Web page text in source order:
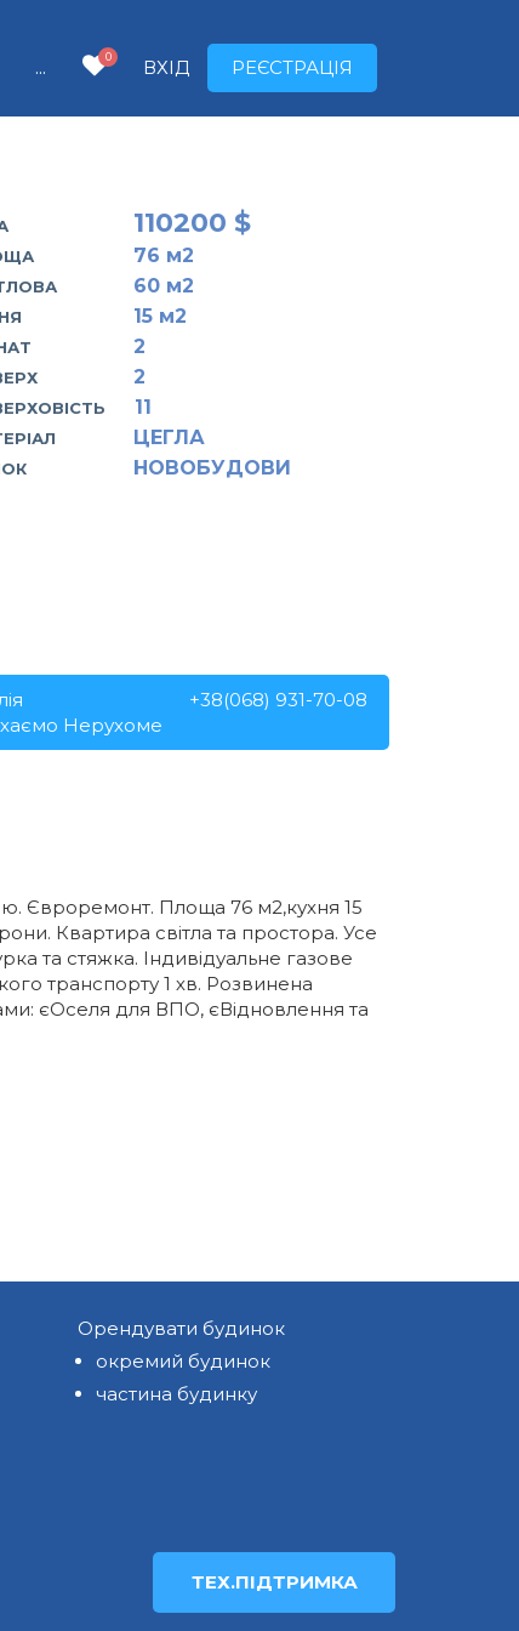
... 0 ВХІД РЕЄСТРАЦІЯ
110200 $
76 м2
60 м2
15 м2
2
2
11
ЦЕГЛА
НОВОБУДОВИ
+38(068) 931-70-08
Нерухоме
Євроремонт. Площа 76 м2,кухня 15
Квартира світла та простора. Усе
та стяжка. Індивідуальне газове
транспорту 1 хв. Розвинена
єОселя для ВПО, єВідновлення та
Орендувати будинок
окремий будинок
частина будинку
ТЕХ.ПІДТРИМКА